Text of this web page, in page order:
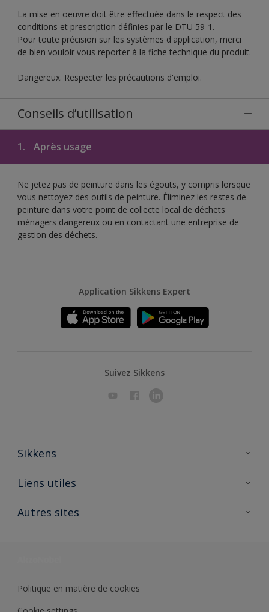
La mise en oeuvre doit être effectuée dans le respect des
conditions et prescription définies par le DTU 59-1.
Pour toute précision sur les systèmes d'application, merci
de bien vouloir vous reporter à la fiche technique du produit.
Dangereux. Respecter les précautions d'emploi.
Conseils d’utilisation
1. Après usage
Ne jetez pas de peinture dans les égouts, y compris lorsque
vous nettoyez des outils de peinture. Éliminez les restes de
peinture dans votre point de collecte local de déchets
ménagers dangereux ou en contactant une entreprise de
gestion des déchets.
Application Sikkens Expert
Suivez Sikkens
Sikkens
A propos de Sikkens
Liens utiles
Ouvrir un magasin PASS
Autres sites
Politique en matière de cookies